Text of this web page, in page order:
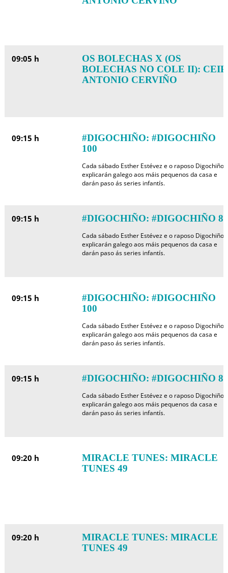
09:05 h
OS BOLECHAS X (OS
BOLECHAS NO COLE II): CEIP
ANTONIO CERVIÑO
09:15 h
#DIGOCHIÑO: #DIGOCHIÑO
100
Cada sábado Esther Estévez e o raposo Digochiño
explicarán galego aos máis pequenos da casa e
darán paso ás series infantís.
09:15 h #DIGOCHIÑO: #DIGOCHIÑO 80
Cada sábado Esther Estévez e o raposo Digochiño
explicarán galego aos máis pequenos da casa e
darán paso ás series infantís.
09:15 h
#DIGOCHIÑO: #DIGOCHIÑO
100
Cada sábado Esther Estévez e o raposo Digochiño
explicarán galego aos máis pequenos da casa e
darán paso ás series infantís.
09:15 h #DIGOCHIÑO: #DIGOCHIÑO 80
Cada sábado Esther Estévez e o raposo Digochiño
explicarán galego aos máis pequenos da casa e
darán paso ás series infantís.
09:20 h
MIRACLE TUNES: MIRACLE
TUNES 49
09:20 h
MIRACLE TUNES: MIRACLE
TUNES 49